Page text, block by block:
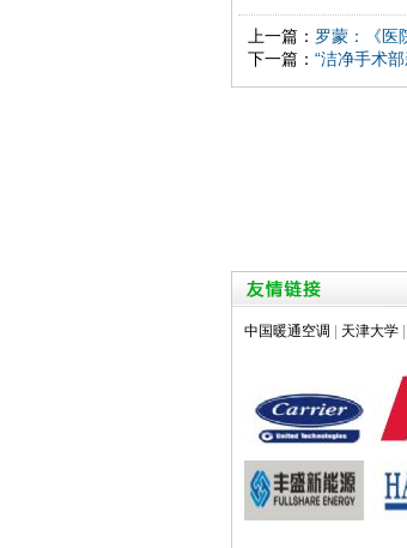
上一篇： 罗蒙：《医
下一篇： “洁净手术
中国暖通空调 天津大学